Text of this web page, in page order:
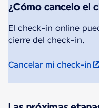
¿Cómo cancelo el
El check-in online
cierre del check-in.
Cancelar mi check-in